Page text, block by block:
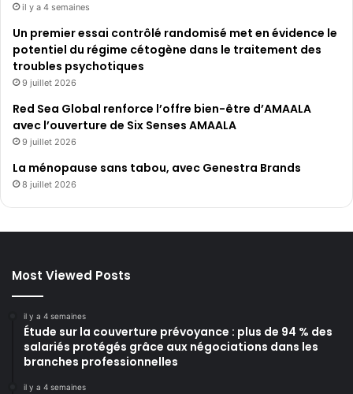
il y a 4 semaines
Un premier essai contrôlé randomisé met en évidence le
potentiel du régime cétogène dans le traitement des
troubles psychotiques
9 juillet 2026
Red Sea Global renforce l’offre bien-être d’AMAALA
avec l’ouverture de Six Senses AMAALA
9 juillet 2026
La ménopause sans tabou, avec Genestra Brands
8 juillet 2026
Most Viewed Posts
il y a 4 semaines
Étude sur la couverture prévoyance : plus de 94 % des
salariés protégés grâce aux négociations dans les
branches professionnelles
il y a 4 semaines